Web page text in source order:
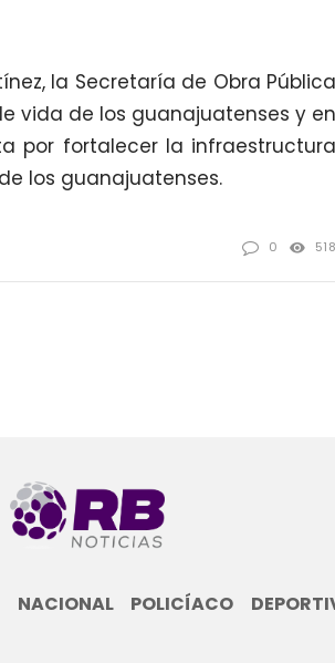
la Secretaría de Obra Pública
vida de los guanajuatenses y en
por fortalecer la infraestructura
los guanajuatenses.
0 518
NACIONAL POLICÍACO